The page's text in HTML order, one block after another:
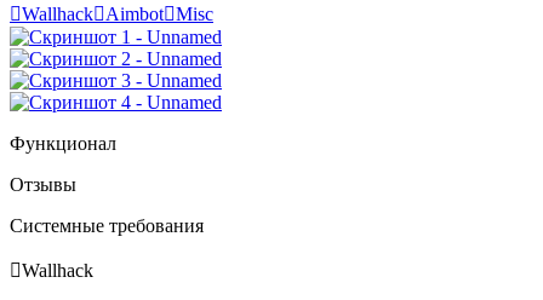
WallhackAimbotMisc
Функционал
Отзывы
Системные требования
Wallhack